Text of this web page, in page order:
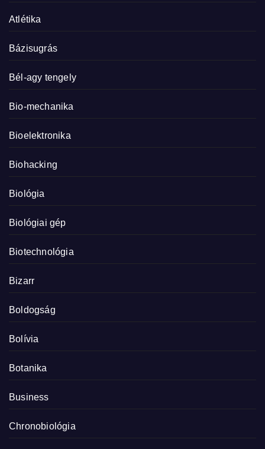
Atlétika
Bázisugrás
Bél-agy tengely
Bio-mechanika
Bioelektronika
Biohacking
Biológia
Biológiai gép
Biotechnológia
Bizarr
Boldogság
Bolívia
Botanika
Business
Chronobiológia